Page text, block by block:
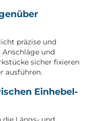
präzise und
und
sicher fixieren
ausführen.
Einhebel-